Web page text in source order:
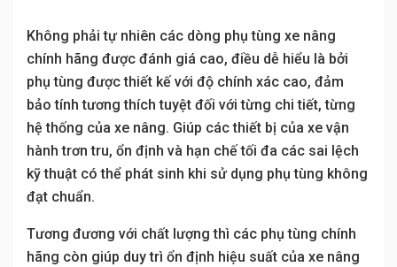
Không phải tự nhiên các dòng phụ tùng xe nâng
chính hãng được đánh giá cao, điều dễ hiểu là bởi
phụ tùng được thiết kế với độ chính xác cao, đảm
bảo tính tương thích tuyệt đối với từng chi tiết, từng
hệ thống của xe nâng. Giúp các thiết bị của xe vận
hành trơn tru, ổn định và hạn chế tối đa các sai lệch
kỹ thuật có thể phát sinh khi sử dụng phụ tùng không
đạt chuẩn.
Tương đương với chất lượng thì các phụ tùng chính
hãng còn giúp duy trì ổn định hiệu suất của xe nâng